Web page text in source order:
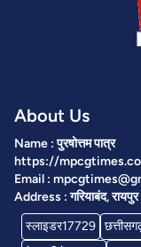
About Us
Name : पुरषोत्तम पात्र
https://
Email :
Address : गरियाबंद,
स्लाइडर17729